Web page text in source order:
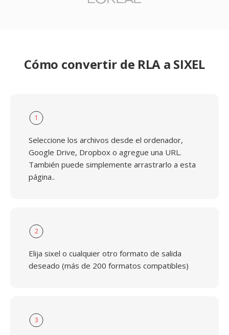
Cómo convertir de RLA a SIXEL
1
Seleccione los archivos desde el ordenador,
Google Drive, Dropbox o agregue una URL.
También puede simplemente arrastrarlo a esta
página..
2
Elija sixel o cualquier otro formato de salida
deseado (más de 200 formatos compatibles)
3